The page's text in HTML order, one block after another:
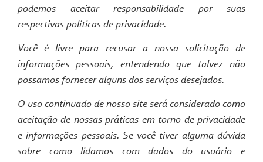
podemos aceitar responsabilidade por suas
respectivas políticas de privacidade.
Você é livre para recusar a nossa solicitação de
informações pessoais, entendendo que talvez não
possamos fornecer alguns dos serviços desejados.
O uso continuado de nosso site será considerado como
aceitação de nossas práticas em torno de privacidade
e informações pessoais. Se você tiver alguma dúvida
sobre como lidamos com dados do usuário e